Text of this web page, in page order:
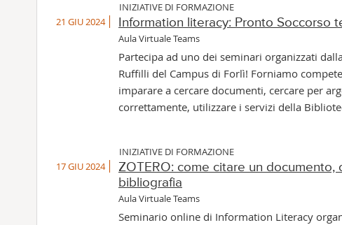
INIZIATIVE DI FORMAZIONE
21 GIU 2024
Information literacy: Pronto Soccorso
Aula Virtuale Teams
Partecipa ad uno dei seminari organizzati
Ruffilli del Campus di Forlì! Forniamo competenze di base per
imparare a cercare documenti, cercare per
correttamente, utilizzare i servizi della
INIZIATIVE DI FORMAZIONE
17 GIU 2024
ZOTERO: come citare un documento,
bibliografia
Aula Virtuale Teams
Seminario online di Information Literacy